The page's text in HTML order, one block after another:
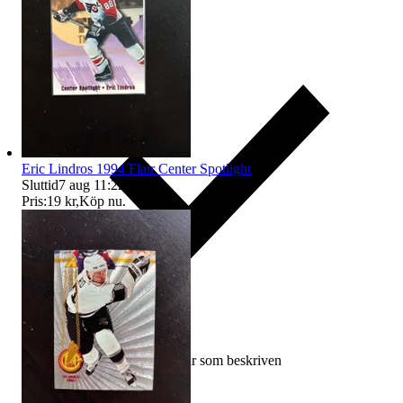
Ersättning om varan inte är som beskriven
Eric Lindros 1994 Flair Center Spotlight
Sluttid7 aug 11:22
Pris:19 kr,Köp nu.